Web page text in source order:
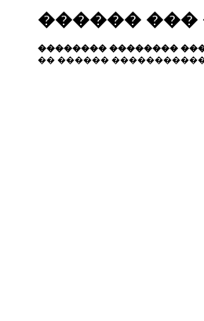
������ ���
�������� ��������
�� ������